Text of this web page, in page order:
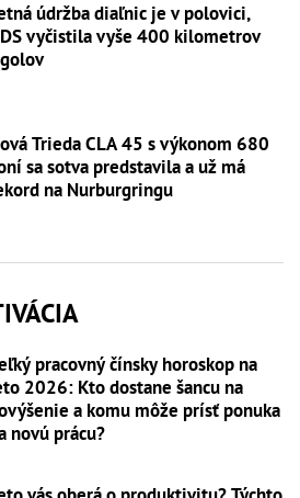
údržba diaľnic je v polovici,
vyčistila vyše 400 kilometrov
Trieda CLA 45 s výkonom 680
sa sotva predstavila a už má
na Nurburgringu
pracovný čínsky horoskop na
2026: Kto dostane šancu na
a komu môže prísť ponuka
novú prácu?